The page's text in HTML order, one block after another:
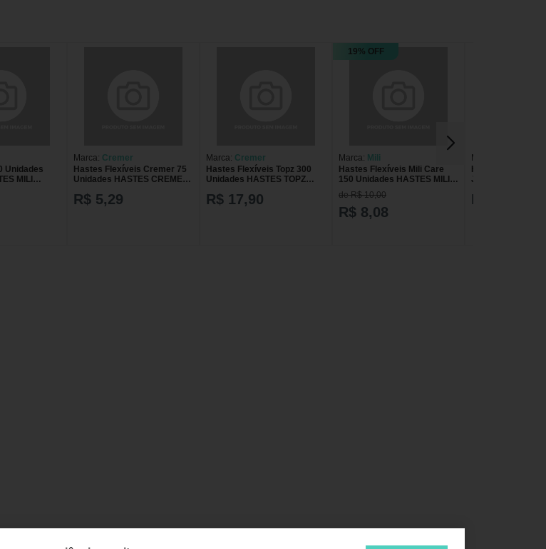
Unidades
MILI
Marca: Cremer
Hastes Flexíveis Cremer 75
Unidades HASTES CREMER
R$ 5,29
Marca: Cremer
Hastes Flexíveis Topz 300
Unidades HASTES TOPZ
R$ 17,90
19% OFF
Marca: Mili
Hastes Flexíveis Mili Care
150 Unidades HASTES MILI
150UN FLEXIVEIS CARE
POTE
de R$ 10,00
R$ 8,08
Marca:
Hastes Flexíveis
João 300
R$ 14,49